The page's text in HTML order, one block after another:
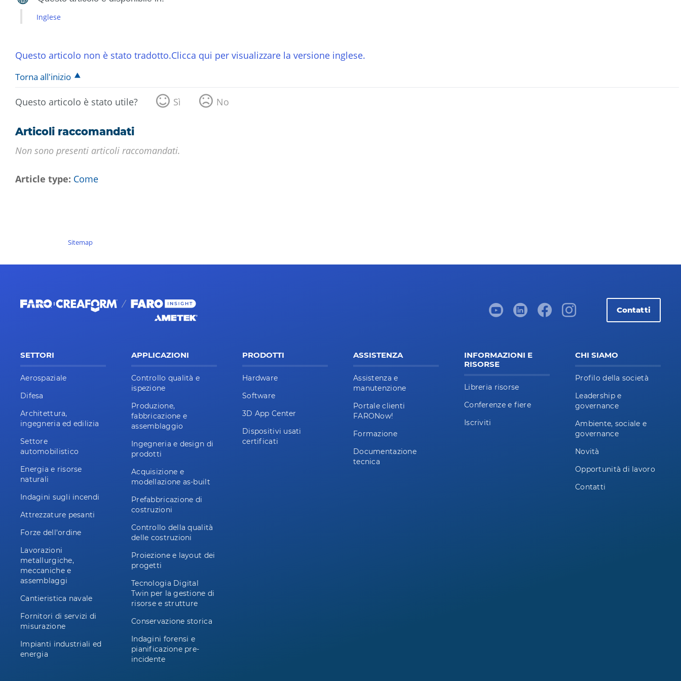
Inglese
Questo articolo non è stato tradotto.Clicca qui per visualizzare la versione inglese.
Torna all'inizio
Questo articolo è stato utile? Sì No
Articoli raccomandati
Non sono presenti articoli raccomandati.
Article type Come
Sitemap
Contatti
SETTORI
Aerospaziale
Difesa
Architettura,
ingegneria ed edilizia
Settore
automobilistico
Energia e risorse
naturali
Indagini sugli incendi
Attrezzature pesanti
Forze dell'ordine
Lavorazioni
metallurgiche,
meccaniche e
assemblaggi
Cantieristica navale
Fornitori di servizi di
misurazione
Impianti industriali ed
energia
APPLICAZIONI
Controllo qualità e
ispezione
Produzione,
fabbricazione e
assemblaggio
Ingegneria e design di
prodotti
Acquisizione e
modellazione as-built
Prefabbricazione di
costruzioni
Controllo della qualità
delle costruzioni
Proiezione e layout dei
progetti
Tecnologia Digital
Twin per la gestione di
risorse e strutture
Conservazione storica
Indagini forensi e
pianificazione pre-
incidente
PRODOTTI
Hardware
Software
3D App Center
Dispositivi usati
certificati
ASSISTENZA
Assistenza e
manutenzione
Portale clienti
FARONow!
Formazione
Documentazione
tecnica
INFORMAZIONI E
RISORSE
Libreria risorse
Conferenze e fiere
Iscriviti
CHI SIAMO
Profilo della società
Leadership e
governance
Ambiente, sociale e
governance
Novità
Opportunità di lavoro
Contatti